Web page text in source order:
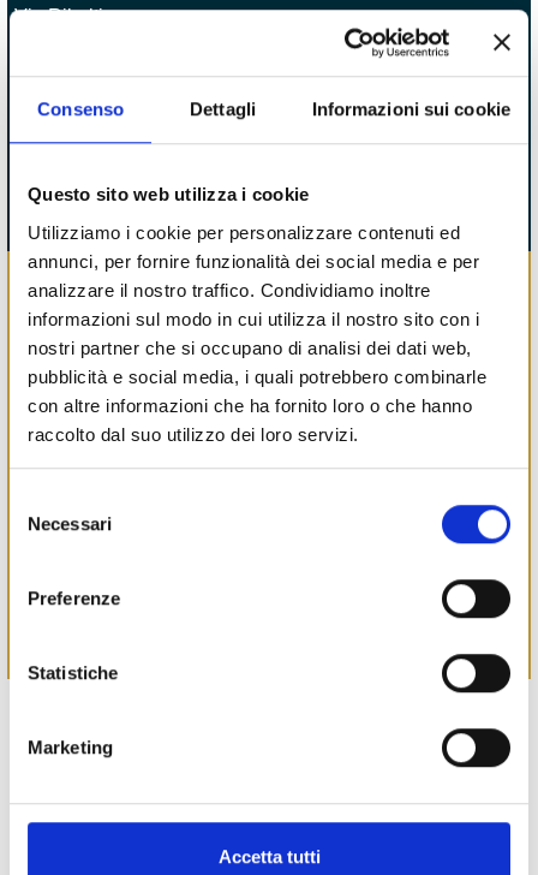
Consenso Dettagli Informazioni sui cookie
Questo sito web utilizza i cookie
Utilizziamo i cookie per personalizzare contenuti ed
annunci, per fornire funzionalità dei social media e per
analizzare il nostro traffico. Condividiamo inoltre
informazioni sul modo in cui utilizza il nostro sito con i
nostri partner che si occupano di analisi dei dati web,
pubblicità e social media, i quali potrebbero combinarle
con altre informazioni che ha fornito loro o che hanno
raccolto dal suo utilizzo dei loro servizi.
delNecessari
Preferenze
Statistiche
Marketing
Accetta tutti
Via Ribaltina
Parrocchia:
Parrocchia della Conversione di San Paolo - Via
Cimiteri:
Fiere e sagre:
Punti di interesse:
Monumento ai Caduti - Via Carmignana (vicino alla chiesa)
ATTIVITÀCOMMERCIALI:
Ristorazione e Ospitalità:
Azienda Agricola La Bosca - Via Traversa, 5
Le Carte d’Identità delle frazioni sono in continuo
all'indirizzo e-mail: conlefrazioni@comune.fe.it